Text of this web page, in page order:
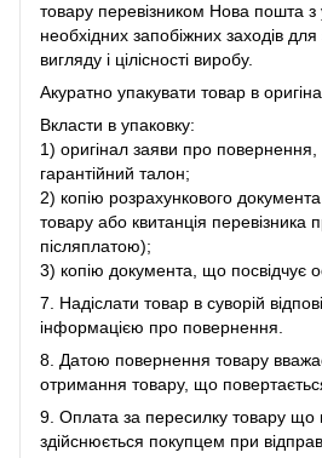
товару перевізником Нова пошта
необхідних запобіжних заходів
вигляду і цілісності виробу.
Акуратно упакувати товар в
Вкласти в упаковку:
1) оригінал заяви про повернення,
гарантійний талон;
2) копію розрахункового
товару або квитанція перевізника
післяплатою);
3) копію документа, що посвідчує
7. Надіслати товар в суворій
інформацією про повернення.
8. Датою повернення товару
отримання товару, що
9. Оплата за пересилку товару що
здійснюється покупцем при